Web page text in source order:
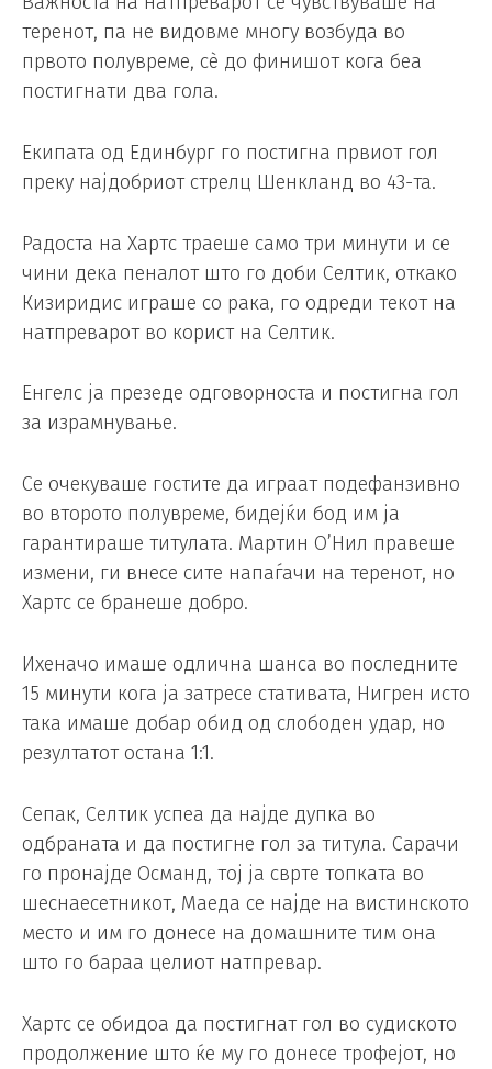
теренот, па не видовме многу возбуда во
првото полувреме, сè до финишот кога беа
постигнати два гола.
Екипата од Единбург го постигна првиот гол
преку најдобриот стрелц Шенкланд во 43-та.
Радоста на Хартс траеше само три минути и се
чини дека пеналот што го доби Селтик, откако
Кизиридис играше со рака, го одреди текот на
натпреварот во корист на Селтик.
Енгелс ја презеде одговорноста и постигна гол
за израмнување.
Се очекуваше гостите да играат подефанзивно
во второто полувреме, бидејќи бод им ја
гарантираше титулата. Мартин О’Нил правеше
измени, ги внесе сите напаѓачи на теренот, но
Хартс се бранеше добро.
Ихеначо имаше одлична шанса во последните
15 минути кога ја затресе стативата, Нигрен исто
така имаше добар обид од слободен удар, но
резултатот остана 1:1.
Сепак, Селтик успеа да најде дупка во
одбраната и да постигне гол за титула. Сарачи
го пронајде Османд, тој ја сврте топката во
шеснаесетникот, Маеда се најде на вистинското
место и им го донесе на домашните тим она
што го бараа целиот натпревар.
Хартс се обидоа да постигнат гол во судиското
продолжение што ќе му го донесе трофејот, но